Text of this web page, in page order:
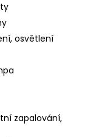
osvětlení
zapalování,